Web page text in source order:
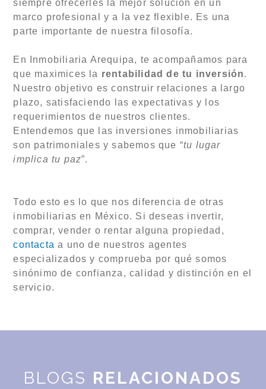
siempre ofrecerles la mejor solución en un
marco profesional y a la vez flexible. Es una
parte importante de nuestra filosofía.
En Inmobiliaria Arequipa, te acompañamos para
que maximices la rentabilidad de tu inversión.
Nuestro objetivo es construir relaciones a largo
plazo, satisfaciendo las expectativas y los
requerimientos de nuestros clientes.
Entendemos que las inversiones inmobiliarias
son patrimoniales y sabemos que “tu lugar
implica tu paz”.
Todo esto es lo que nos diferencia de otras
inmobiliarias en México. Si deseas invertir,
comprar, vender o rentar alguna propiedad,
contacta a uno de nuestros agentes
especializados y comprueba por qué somos
sinónimo de confianza, calidad y distinción en el
servicio.
BLOGS RELACIONADOS